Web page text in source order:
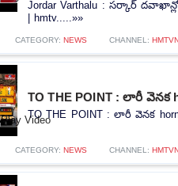
Jordar Varthalu : సర్కార్ దవాఖాన్లో
| hmtv.....»»
CATEGORY: NEWS CHANNEL:
TO THE POINT : లారీ వెనక
TO THE POINT : లారీ వెనక
CATEGORY: NEWS CHANNEL: